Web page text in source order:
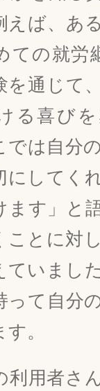
えば、あ
ての就労
を通じて
る喜び
では自分
してく
す」と
ことに対
ていまし
って自分
。
利用者さ